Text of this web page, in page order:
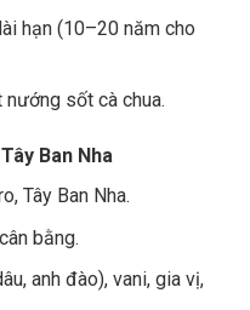
hạn (10–20 năm cho
nướng sốt cà chua.
Ban Nha
Tây Ban Nha.
bằng.
anh đào), vani, gia vị,